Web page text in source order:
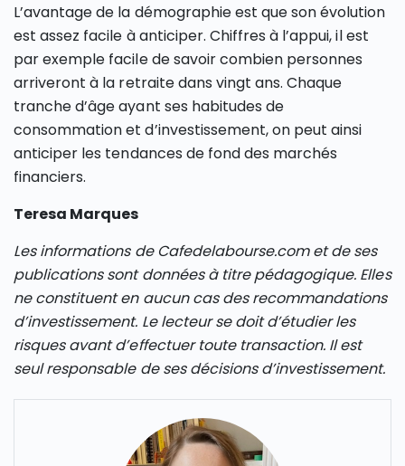
L’avantage de la démographie est que son évolution
est assez facile à anticiper. Chiffres à l’appui, il est
par exemple facile de savoir combien personnes
arriveront à la retraite dans vingt ans. Chaque
tranche d’âge ayant ses habitudes de
consommation et d’investissement, on peut ainsi
anticiper les tendances de fond des marchés
financiers.
Teresa Marques
Les informations de Cafedelabourse.com et de ses
publications sont données à titre pédagogique. Elles
ne constituent en aucun cas des recommandations
d’investissement. Le lecteur se doit d’étudier les
risques avant d’effectuer toute transaction. Il est
seul responsable de ses décisions d’investissement.